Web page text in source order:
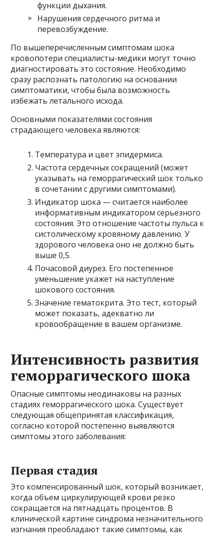
функции дыхания.
Нарушения сердечного ритма и
перевозбуждение.
По вышеперечисленным симптомам шока
кровопотери специалисты-медики могут точно
диагностировать это состояние. Необходимо
сразу распознать патологию на основании
симптоматики, чтобы была возможность
избежать летального исхода.
Основными показателями состояния
страдающего человека являются:
Температура и цвет эпидермиса.
Частота сердечных сокращений (может
указывать на геморрагический шок только
в сочетании с другими симптомами).
Индикатор шока — считается наиболее
информативным индикатором серьезного
состояния. Это отношение частоты пульса к
систолическому кровяному давлению. У
здорового человека оно не должно быть
выше 0,5.
Почасовой диурез. Его постепенное
уменьшение укажет на наступление
шокового состояния.
Значение гематокрита. Это тест, который
может показать, адекватно ли
кровообращение в вашем организме.
Интенсивность развития
геморрагического шока
Опасные симптомы неодинаковы на разных
стадиях геморрагического шока. Существует
следующая общепринятая классификация,
согласно которой постепенно выявляются
симптомы этого заболевания:
Первая стадия
Это компенсированный шок, который возникает,
когда объем циркулирующей крови резко
сокращается на пятнадцать процентов. В
клинической картине синдрома незначительного
изгнания преобладают такие симптомы, как